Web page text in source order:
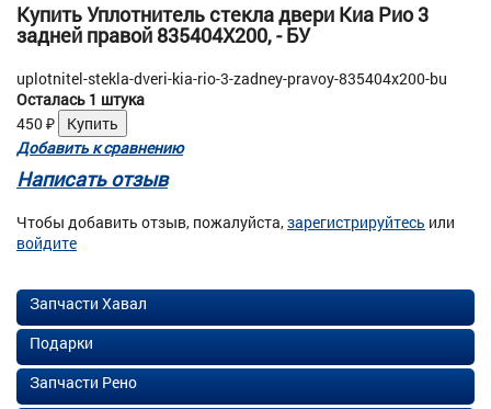
Купить Уплотнитель стекла двери Киа Рио 3
задней правой 835404X200, - БУ
uplotnitel-stekla-dveri-kia-rio-3-zadney-pravoy-835404x200-bu
Осталась 1 штука
450₽
Добавить к сравнению
Написать отзыв
Чтобы добавить отзыв, пожалуйста,зарегистрируйтесь или
войдите
Запчасти Хавал
Подарки
Запчасти Рено